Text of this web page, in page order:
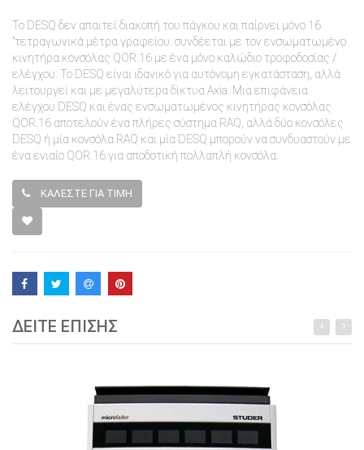
Το DESQ δεν απαιτεί διακοπή του πάγκου και παίρνει μόνο 16
"τετραγωνικά μέτρα γραφείου. συνδέεται με τον ενσωματωμένο
κινητήρα κονσόλας QOR.16 με ένα μόνο καλώδιο τροφοδοσίας /
ελέγχου. Το DESQ είναι ιδανικό για αυτόνομη εγκατάσταση, αλλά
λειτουργεί και με μεγαλύτερα δίκτυα Axia. Μια επιφάνεια
ελέγχου DESQ και ένας ενσωματωμένος κινητήρας κονσόλας
QOR.16 αποτελούν ένα πλήρες σύστημα RAQ, αλλά δύο κονσόλες
DESQ ή μία κονσόλα RAQ και μία DESQ μπορούν να συνδυαστούν με
ένα ενιαίο QOR.16 για αποδοτική πολλαπλή κονσόλα.
ΚΑΛΕΣΤΕ ΓΙΑ ΤΙΜΗ
ΔΕΙΤΕ ΕΠΙΣΗΣ